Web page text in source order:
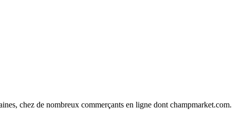
chez de nombreux commerçants en ligne dont champmarket.com.